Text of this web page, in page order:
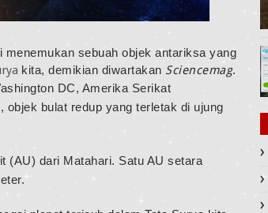
menemukan sebuah objek antariksa yang
kita, demikian diwartakan Sciencemag.
DC, Amerika Serikat
bulat redup yang terletak di ujung
(AU) dari Matahari. Satu AU setara